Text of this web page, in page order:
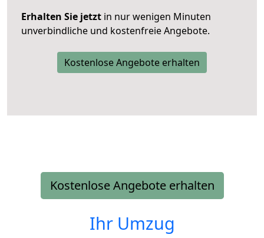
Erhalten Sie jetzt in nur wenigen Minuten
unverbindliche und kostenfreie Angebote.
Kostenlose Angebote erhalten
Kostenlose Angebote erhalten
Ihr Umzug